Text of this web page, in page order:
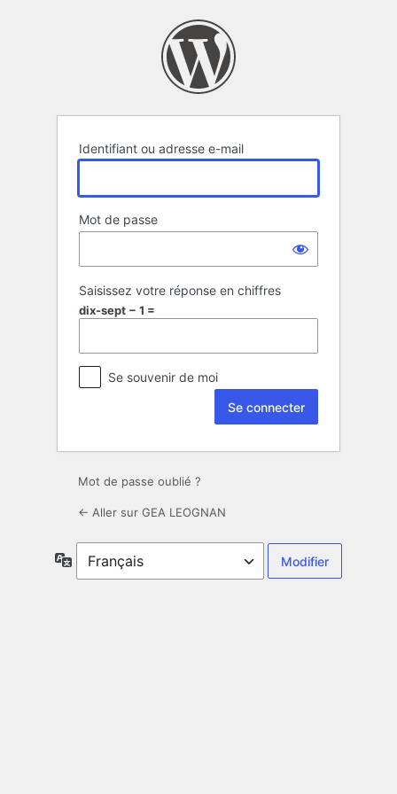
Identifiant ou adresse e-mail
Mot de passe
Saisissez votre réponse en chiffres
dix-sept − 1 =
Se souvenir de moi
Mot de passe oublié ?
← Aller sur GEA LEOGNAN
Langue